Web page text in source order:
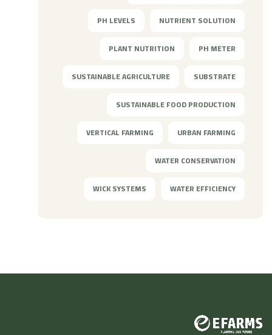
NUTRIENT SOLUTION
PH LEVELS
PH METER
PLANT NUTRITION
SUBSTRATE
SUSTAINABLE AGRICULTURE
SUSTAINABLE FOOD PRODUCTION
URBAN FARMING
VERTICAL FARMING
WATER CONSERVATION
WATER EFFICIENCY
WICK SYSTEMS